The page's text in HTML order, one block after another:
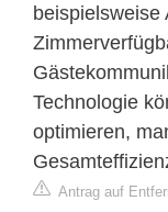
beispielsweise
Technologie
optimieren,
Antrag auf